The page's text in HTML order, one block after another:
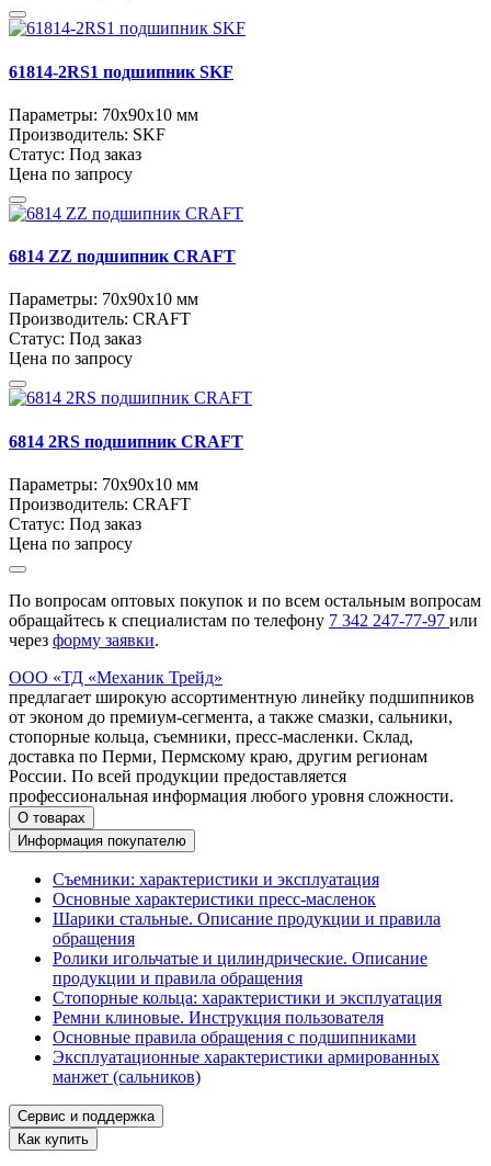
61814-2RS1 подшипник SKF
Параметры: 70x90x10 мм
Производитель: SKF
Статус: Под заказ
Цена по запросу
6814 ZZ подшипник CRAFT
Параметры: 70x90x10 мм
Производитель: CRAFT
Статус: Под заказ
Цена по запросу
6814 2RS подшипник CRAFT
Параметры: 70x90x10 мм
Производитель: CRAFT
Статус: Под заказ
Цена по запросу
По вопросам оптовых покупок и по всем остальным вопросам
обращайтесь к специалистам по телефону 7 342 247-77-97 или
через форму заявки.
ООО «ТД «Механик Трейд»
предлагает широкую ассортиментную линейку подшипников
от эконом до премиум-сегмента, а также смазки, сальники,
стопорные кольца, съемники, пресс-масленки. Склад,
доставка по Перми, Пермскому краю, другим регионам
России. По всей продукции предоставляется
профессиональная информация любого уровня сложности.
О товарах
Информация покупателю
Съемники: характеристики и эксплуатация
Основные характеристики пресс‑масленок
Шарики стальные. Описание продукции и правила
обращения
Ролики игольчатые и цилиндрические. Описание
продукции и правила обращения
Стопорные кольца: характеристики и эксплуатация
Ремни клиновые. Инструкция пользователя
Основные правила обращения с подшипниками
Эксплуатационные характеристики армированных
манжет (сальников)
Сервис и поддержка
Как купить